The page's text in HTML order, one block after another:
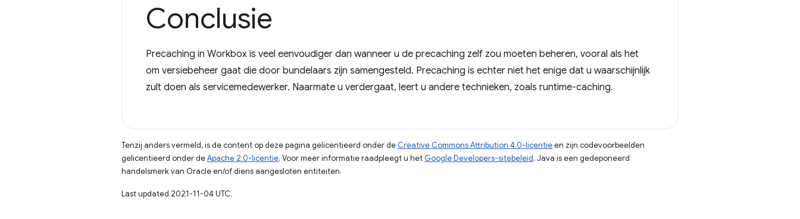
Conclusie
Precaching in Workbox is veel eenvoudiger dan wanneer u de precaching zelf zou moeten beheren, vooral als het
om versiebeheer gaat die door bundelaars zijn samengesteld. Precaching is echter niet het enige dat u waarschijnlijk
zult doen als servicemedewerker. Naarmate u verdergaat, leert u andere technieken, zoals runtime-caching.
Tenzij anders vermeld, is de content op deze pagina gelicentieerd onder de Creative Commons Attribution 4.0-licentieen zijn codevoorbeelden
gelicentieerd onder deApache 2.0-licentie. Voor meer informatie raadpleegt u het Google Developers-sitebeleid. Java is een gedeponeerd
handelsmerk van Oracle en/of diens aangesloten entiteiten.
Last updated 2021-11-04 UTC.